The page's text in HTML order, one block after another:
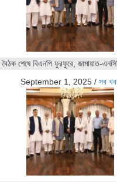
বৈঠক শেষে বিএনপি ফুরফুরে, জামায়াত-
September 1, 2025 / সব